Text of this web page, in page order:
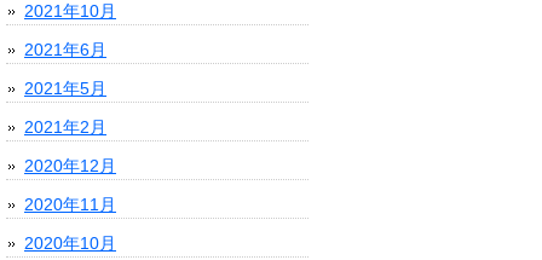
2021年10月
2021年6月
2021年5月
2021年2月
2020年12月
2020年11月
2020年10月